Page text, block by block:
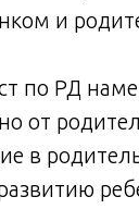
и
по РД
от
в